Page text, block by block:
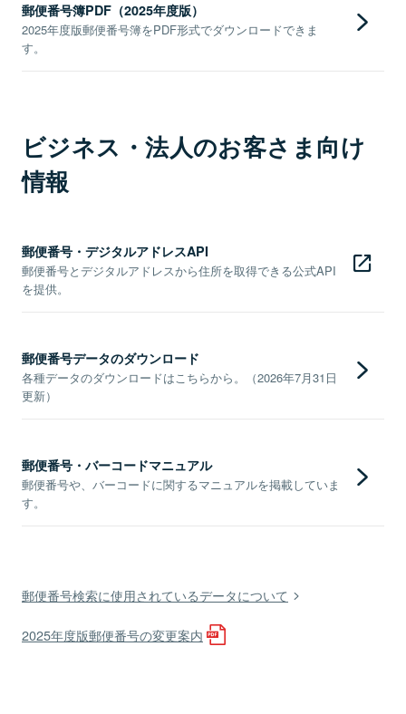
郵便番号簿PDF（2025年度版）
2025年度版郵便番号簿をPDF形式でダウンロードできま
す。
ビジネス・法人のお客さま向け
情報
郵便番号・デジタルアドレスAPI
郵便番号とデジタルアドレスから住所を取得できる公式API
を提供。
郵便番号データのダウンロード
各種データのダウンロードはこちらから。（2026年7月31日
更新）
郵便番号・バーコードマニュアル
郵便番号や、バーコードに関するマニュアルを掲載していま
す。
郵便番号検索に使用されているデータについて
2025年度版郵便番号の変更案内